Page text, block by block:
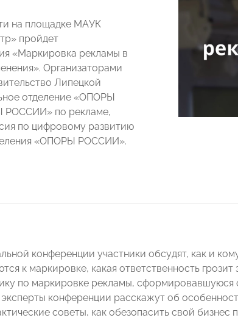
на площадке МАУК
пройдет
«Маркировка рекламы в
Организаторами
Липецкой
отделение «ОПОРЫ
по рекламе,
по цифровому развитию
«ОПОРЫ РОССИИ».
конференции участники обсудят, как и
к маркировке, какая ответственность
по маркировке рекламы, сформировавшуюся
конференции расскажут об
советы, как обезопасить свой